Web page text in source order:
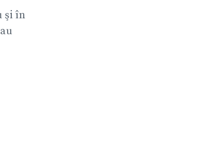
şi în